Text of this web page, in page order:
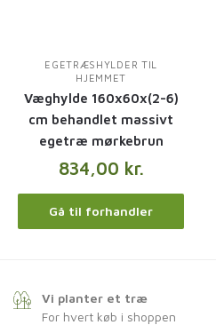
EGETRÆSHYLDER TIL
HJEMMET
Væghylde 160x60x(2-6)
cm behandlet massivt
egetræ mørkebrun
834,00 kr.
Gå til forhandler
Vi planter et træ
For hvert køb i shoppen